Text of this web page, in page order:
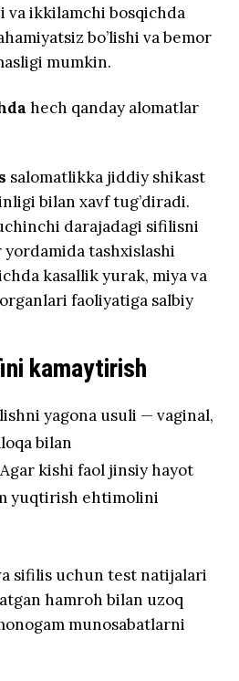
va ikkilamchi bosqichda
bo’lishi va bemor
mumkin.
hech qanday alomatlar
salomatlikka jiddiy shikast
bilan xavf tug’diradi.
darajadagi sifilisni
tashxislashi
kasallik yurak, miya va
faoliyatiga salbiy
kamaytirish
yagona usuli — vaginal,
bilan
kishi faol jinsiy hayot
yuqtirish ehtimolini
sifilis uchun test natijalari
hamroh bilan uzoq
munosabatlarni